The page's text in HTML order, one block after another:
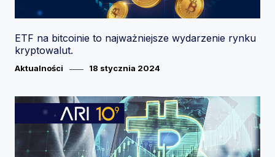
ETF na bitcoinie to najważniejsze wydarzenie rynku
kryptowalut.
Category
Aktualności
Posted
18 stycznia 2024